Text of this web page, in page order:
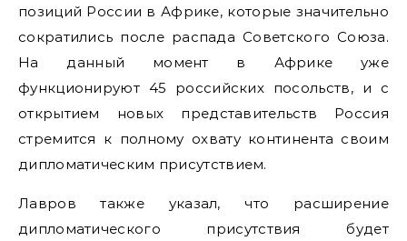
позиций России в Африке, которые значительно
сократились после распада Советского Союза.
На данный момент в Африке уже
функционируют 45 российских посольств, и с
открытием новых представительств Россия
стремится к полному охвату континента своим
дипломатическим присутствием.
Лавров также указал, что расширение
дипломатического присутствия будет